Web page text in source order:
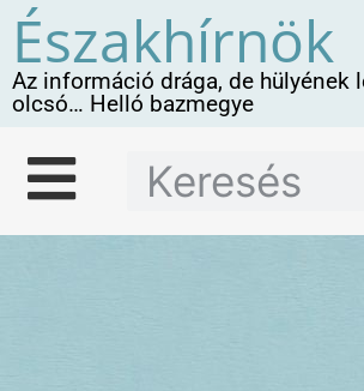
Északhírnök
Az információ drága, de hülyének
olcsó… Helló bazmegye